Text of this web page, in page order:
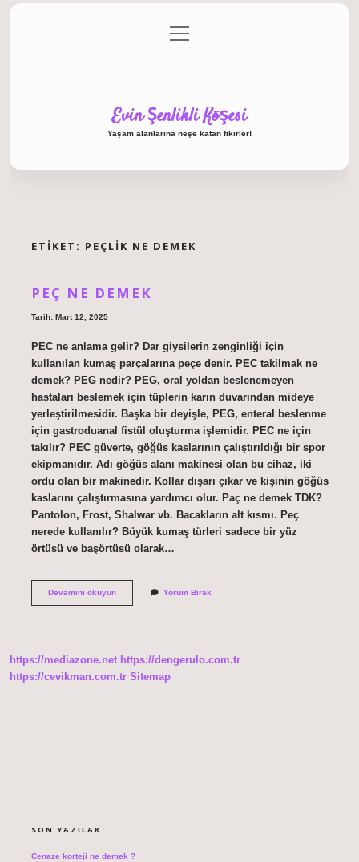
Gizlilik Politikası
menüyü
aç
Evin Şenlikli Köşesi
Yaşam alanlarına neşe katan fikirler!
ETIKET: PEÇLIK NE DEMEK
PEÇ NE DEMEK
Tarih: Mart 12, 2025
PEC ne anlama gelir? Dar giysilerin zenginliği için
kullanılan kumaş parçalarına peçe denir. PEC takilmak ne
demek? PEG nedir? PEG, oral yoldan beslenemeyen
hastaları beslemek için tüplerin karın duvarından mideye
yerleştirilmesidir. Başka bir deyişle, PEG, enteral beslenme
için gastroduanal fistül oluşturma işlemidir. PEC ne için
takılır? PEC güverte, göğüs kaslarının çalıştırıldığı bir spor
ekipmanıdır. Adı göğüs alanı makinesi olan bu cihaz, iki
ordu olan bir makinedir. Kollar dışarı çıkar ve kişinin göğüs
kaslarını çalıştırmasına yardımcı olur. Paç ne demek TDK?
Pantolon, Frost, Shalwar vb. Bacakların alt kısmı. Peç
nerede kullanılır? Büyük kumaş türleri sadece bir yüz
örtüsü ve başörtüsü olarak…
Devamını okuyunPeç
Yorum Bırak
https://mediazone.net https://dengerulo.com.tr
https://cevikman.com.tr Sitemap
SON YAZILAR
Cenaze korteji ne demek ?